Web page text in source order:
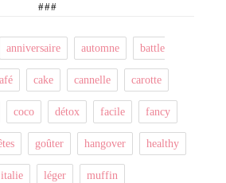
###
anniversaire automne battle
cake cannelle carotte
coco détox facile fancy
goûter hangover healthy
italie léger muffin